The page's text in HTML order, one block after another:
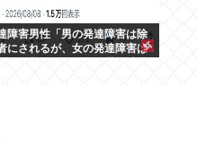
障害男性「男の発達障害は除
にされるが、女の発達障害は